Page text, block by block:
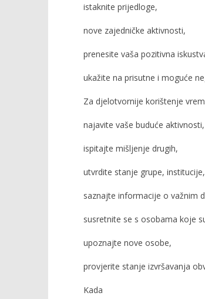
istaknite prijedloge,
nove zajedničke aktivnosti,
prenesite vaša pozitivna
ukažite na prisutne i moguće
Za djelotvornije korištenje
najavite vaše buduće aktivnosti,
ispitajte mišljenje drugih,
utvrdite stanje grupe,
saznajte informacije o važnim
susretnite se s osobama koje
upoznajte nove osobe,
provjerite stanje izvršavanja
Kada